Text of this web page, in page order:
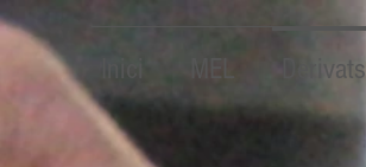
Derivats